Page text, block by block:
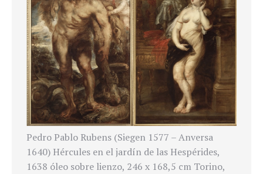
Pedro Pablo Rubens (Siegen 1577 – Anversa
1640) Hércules en el jardín de las Hespérides,
1638 óleo sobre lienzo, 246 x 168,5 cm Torino,